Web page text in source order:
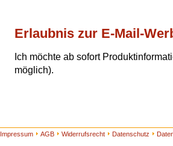
Erlaubnis zur E-Mail-
Ich möchte ab sofort
möglich).
Impressum AGB Widerrufsrecht Datenschutz